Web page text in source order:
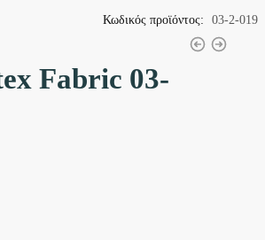
Fabric 03-
Κωδικός προϊόντος: 03-2-019